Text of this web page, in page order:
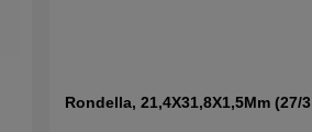
Rondella, 21,4X31,8X1,5Mm (27/3